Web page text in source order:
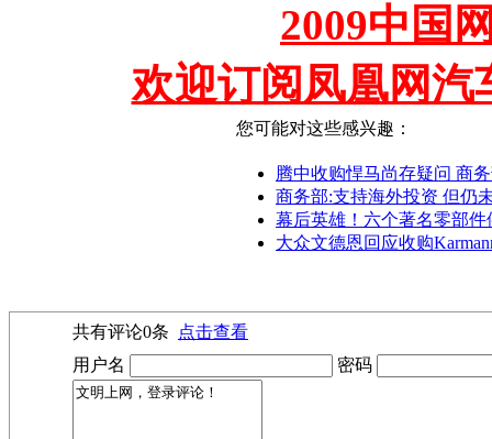
2009中国
欢迎订阅凤凰网汽
您可能对这些感兴趣：
腾中收购悍马尚存疑问 商
商务部:支持海外投资 但仍
幕后英雄！六个著名零部件
大众文德恩回应收购
共有评论0条
点击查看
用户名
密码